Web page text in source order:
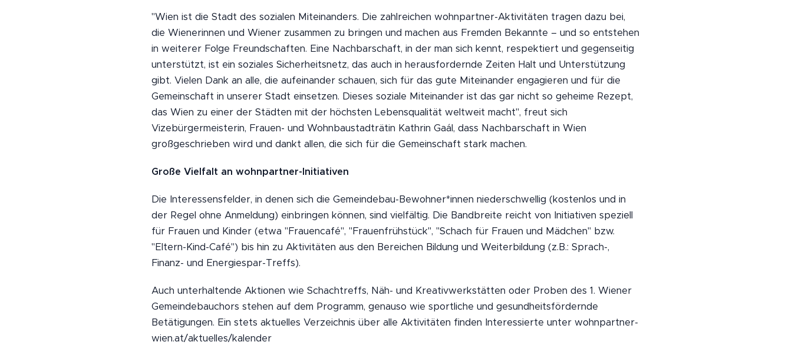
"Wien ist die Stadt des sozialen Miteinanders. Die zahlreichen wohnpartner-Aktivitäten tragen dazu bei,
die Wienerinnen und Wiener zusammen zu bringen und machen aus Fremden Bekannte – und so entstehen
in weiterer Folge Freundschaften. Eine Nachbarschaft, in der man sich kennt, respektiert und gegenseitig
unterstützt, ist ein soziales Sicherheitsnetz, das auch in herausfordernde Zeiten Halt und Unterstützung
gibt. Vielen Dank an alle, die aufeinander schauen, sich für das gute Miteinander engagieren und für die
Gemeinschaft in unserer Stadt einsetzen. Dieses soziale Miteinander ist das gar nicht so geheime Rezept,
das Wien zu einer der Städten mit der höchsten Lebensqualität weltweit macht", freut sich
Vizebürgermeisterin, Frauen- und Wohnbaustadträtin Kathrin Gaál, dass Nachbarschaft in Wien
großgeschrieben wird und dankt allen, die sich für die Gemeinschaft stark machen.
Große Vielfalt an wohnpartner-Initiativen
Die Interessensfelder, in denen sich die Gemeindebau-Bewohner*innen niederschwellig (kostenlos und in
der Regel ohne Anmeldung) einbringen können, sind vielfältig. Die Bandbreite reicht von Initiativen speziell
für Frauen und Kinder (etwa "Frauencafé", "Frauenfrühstück", "Schach für Frauen und Mädchen" bzw.
"Eltern-Kind-Café") bis hin zu Aktivitäten aus den Bereichen Bildung und Weiterbildung (z.B.: Sprach-,
Finanz- und Energiespar-Treffs).
Auch unterhaltende Aktionen wie Schachtreffs, Näh- und Kreativwerkstätten oder Proben des 1. Wiener
Gemeindebauchors stehen auf dem Programm, genauso wie sportliche und gesundheitsfördernde
Betätigungen. Ein stets aktuelles Verzeichnis über alle Aktivitäten finden Interessierte unter wohnpartner-
wien.at/aktuelles/kalender